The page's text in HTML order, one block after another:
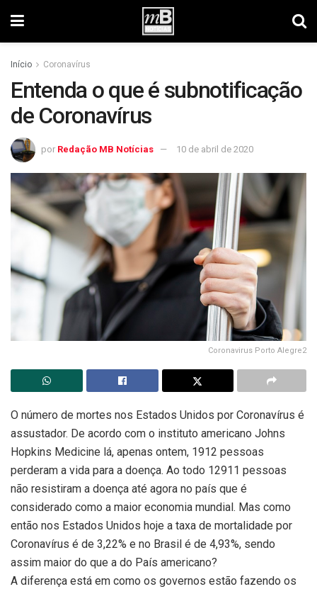
Início Coronavírus
Entenda o que é subnotificação
de Coronavírus
por Redação MB Notícias 10 de abril de 2020
Coronavirus Porto Alegre2
O número de mortes nos Estados Unidos por Coronavírus é
assustador. De acordo com o instituto americano Johns
Hopkins Medicine lá, apenas ontem, 1912 pessoas
perderam a vida para a doença. Ao todo 12911 pessoas
não resistiram a doença até agora no país que é
considerado como a maior economia mundial. Mas como
então nos Estados Unidos hoje a taxa de mortalidade por
Coronavírus é de 3,22% e no Brasil é de 4,93%, sendo
assim maior do que a do País americano?
A diferença está em como os governos estão fazendo os